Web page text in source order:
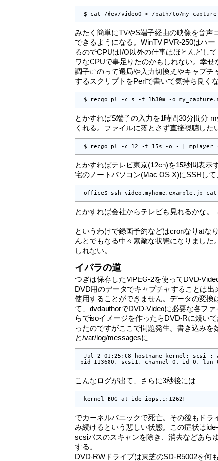
$ cat /dev/video0 > /path/to/
みたく簡単にTVやS端子経由の映像を音声
できるようになる。WinTV PVR-250はハ
るのでCPUはI/O以外の仕事はほとんどし
ワなCPUで事足りたのかもしれない。幸
調子にのって選局や入力切換えやキャプチ
するスクリプトをPerlで書いて気持ち良く
$ recgo.pl -c s -t 1h30m -o
とかすればS端子の入力を1時間30分間分
くれる。ファイルに落とさず直接視聴した
$ recgo.pl -c 12 -t 15s -o - | mplayer
とかすればテレビ東京(12ch)を15秒間表示
宅のノートパソコン(Mac OS X)にSSHし
office$ ssh video.myhome.example.jp
とかすれば会社からテレビも見れるかな
というわけで録画予約などはcronなりatな
んとでもなる中々素敵な状態になりました
しれない。
イバラの道
つぎは保存したMPEG-2を使ってDVD-
DVD用のデータでキャプチャすることは
使用することができません。データの変換
て、dvdauthorでDVD-Videoに必要な各フ
らでisoイメージを作ったらDVD-Rに焼い
ったのですがここで問題発生。書き込みを
と/var/log/messagesに
Jul 2 01:25:08 hostname kernel: scsi :
pid 113680, scsi1, channel 0, id 0, lun
こんなログが出て、さらに3秒後には
kernel BUG at ide-iops.c:1262!
でカーネルパニックで死亡。その後もドラ
み続けるという悲しい状態。この症状は
scsiバスのスキャンを除き、消去などあら
する。
DVD-RWドライブは東芝のSD-R5002を何